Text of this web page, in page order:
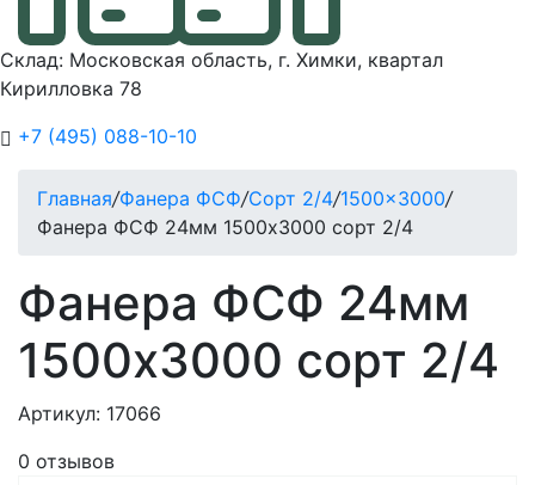
Склад: Московская область, г. Химки, квартал
Кирилловка 78
+7 (495) 088-10-10
Главная/Фанера ФСФ/Сорт 2/4/1500x3000/
Фанера ФСФ 24мм 1500х3000 сорт 2/4
Фанера ФСФ 24мм
1500х3000 сорт 2/4
Артикул: 17066
0 отзывов